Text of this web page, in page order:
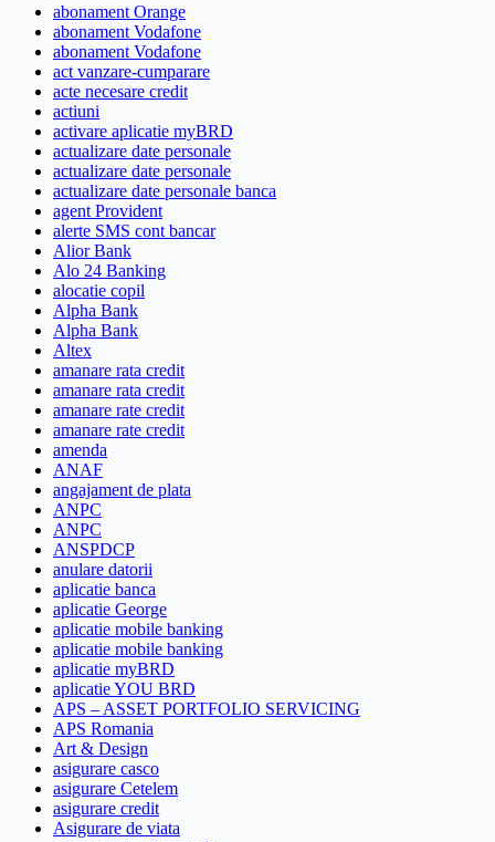
abonament Orange
abonament Vodafone
abonament Vodafone
act vanzare-cumparare
acte necesare credit
actiuni
activare aplicatie myBRD
actualizare date personale
actualizare date personale
actualizare date personale banca
agent Provident
alerte SMS cont bancar
Alior Bank
Alo 24 Banking
alocatie copil
Alpha Bank
Alpha Bank
Altex
amanare rata credit
amanare rata credit
amanare rate credit
amanare rate credit
amenda
ANAF
angajament de plata
ANPC
ANPC
ANSPDCP
anulare datorii
aplicatie banca
aplicatie George
aplicatie mobile banking
aplicatie mobile banking
aplicatie myBRD
aplicatie YOU BRD
APS – ASSET PORTFOLIO SERVICING
APS Romania
Art & Design
asigurare casco
asigurare Cetelem
asigurare credit
Asigurare de viata